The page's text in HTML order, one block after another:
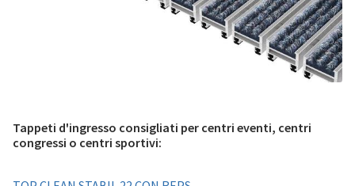
Tappeti d'ingresso consigliati per centri eventi, centri
congressi o centri sportivi: